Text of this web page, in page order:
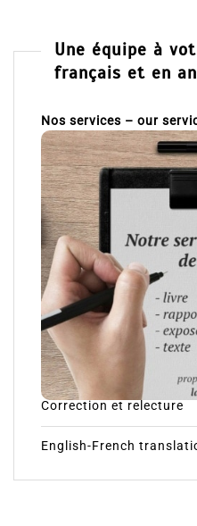
Une équipe à
français et en
Nos services – our
Correction et relecture
English-French